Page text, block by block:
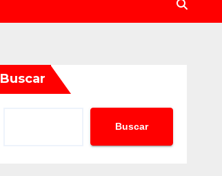
Buscar
Buscar